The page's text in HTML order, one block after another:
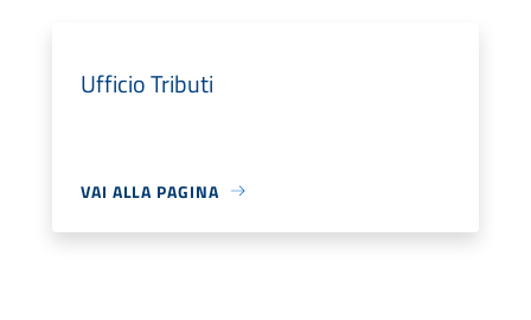
Ufficio Tributi
VAI ALLA PAGINA